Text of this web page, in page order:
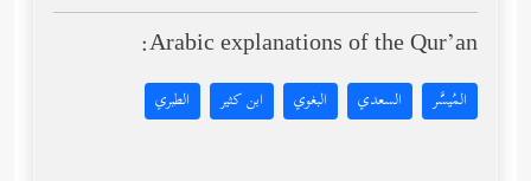
Arabic explanations of the Qur’an:
المُيسَّر السعدي البغوي ابن كثير الطبري